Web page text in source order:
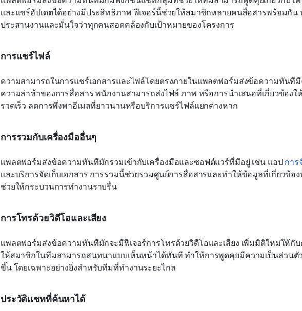
และแชร์อัปเดตได้อย่างมีประสิทธิภาพ ฟีเจอร์นี้ช่วยให้สมาชิกหลายคนสื่อสารพร้อมกัน
ประสานงานและมั่นใจว่าทุกคนสอดคล้องกับเป้าหมายของโครงการ
การแชร์ไฟล์
ความสามารถในการแชร์เอกสารและไฟล์โดยตรงภายในแพลตฟอร์มส่งข้อความทัน
ความล่าช้าของการสื่อสาร พนักงานสามารถส่งไฟล์ ภาพ หรือการนำเสนอที่เกี่ยวข้องใ
รวดเร็ว ลดการพึ่งพาอีเมลที่ยาวนานหรือบริการแชร์ไฟล์แยกต่างหาก
การรวมกับเครื่องมืออื่นๆ
แพลตฟอร์มส่งข้อความทันทีมักรวมเข้ากับเครื่องมือและซอฟต์แวร์ที่มีอยู่ เช่น แอป การ
และบริการจัดเก็บเอกสาร การรวมนี้ช่วยรวมศูนย์การสื่อสารและทำให้ข้อมูลที่เกี่ยวข้อง
ช่วยให้กระบวนการทำงานราบรื่น
การโทรด้วยวิดีโอและเสียง
แพลตฟอร์มส่งข้อความทันทีมักจะมีฟีเจอร์การโทรด้วยวิดีโอและเสียง เพิ่มมิติใหม่ให้กั
ให้สมาชิกในทีมสามารถสนทนาแบบเห็นหน้าได้ทันที ทำให้การพูดคุยมีความเป็นส่วน
ขึ้น โดยเฉพาะอย่างยิ่งสำหรับทีมที่ทำงานระยะไกล
ประวัติแชทที่ค้นหาได้